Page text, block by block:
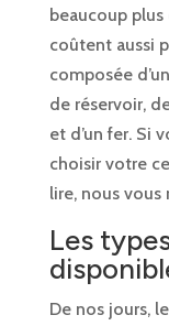
beaucoup
coûtent aussi
composée
de réservoir,
et d’un fer. Si
choisir votre
lire, nous vous
Les
De nos jours,